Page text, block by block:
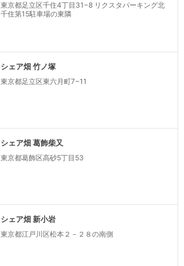
東京都足立区千住4丁目31−8 リクスタパーキング北
千住第15駐車場の東隣
シェア畑 竹ノ塚
東京都足立区東六月町7−11
シェア畑 葛飾柴又
東京都葛飾区高砂5丁目53
シェア畑 新小岩
東京都江戸川区松本２－２８の南側